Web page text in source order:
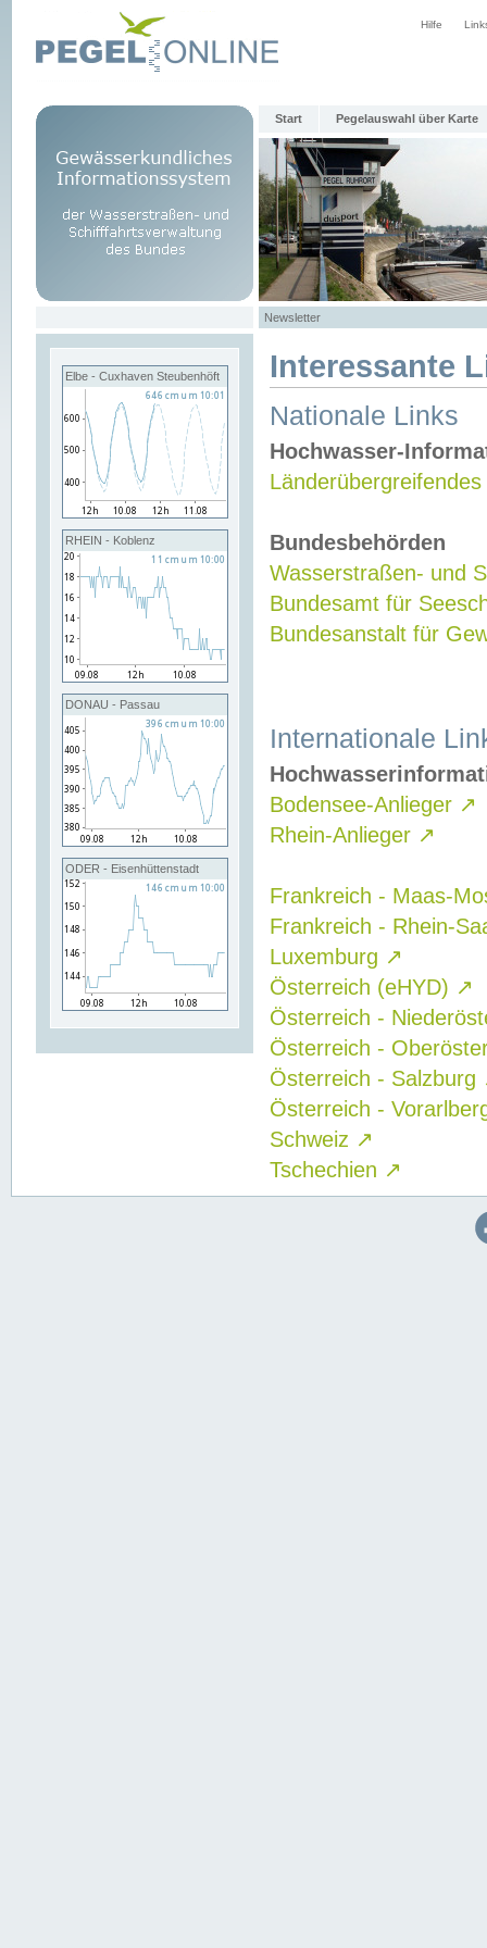
Hilfe
Start Pegelauswahl über Karte
Newsletter
Elbe - Cuxhaven Steubenhöft
RHEIN - Koblenz
DONAU - Passau
ODER - Eisenhüttenstadt
Interessante
Nationale Links
Hochwasser-
Bundesbehörden
Wasserstraßen- und
Bundesamt für
Bundesanstalt für
Internationale
Bodensee-Anlieger ↗
Rhein-Anlieger ↗
Frankreich - Maas-
Frankreich - Rhein-
Luxemburg ↗
Österreich (eHYD) ↗
Österreich -
Österreich -
Österreich - Salzburg
Österreich -
Schweiz ↗
Tschechien ↗